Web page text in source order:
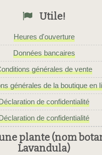
Utile!
Heures d'ouverture
Données bancaires
générales de vente
générales de la boutique en
de confidentialité
de confidentialité
plante (nom
Lavandula)